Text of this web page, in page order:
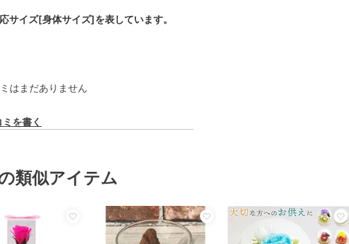
イズ[身体サイズ]を表しています。
はまだありません
を書く
類似アイテム